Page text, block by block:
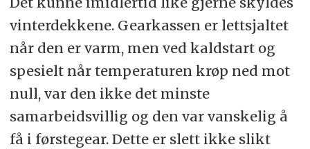
vinterdekkene. Gearkassen er lettsjaltet
når den er varm, men ved kaldstart og
spesielt når temperaturen krøp ned mot
null, var den ikke det minste
samarbeidsvillig og den var vanskelig å
få i førstegear. Dette er slett ikke slikt